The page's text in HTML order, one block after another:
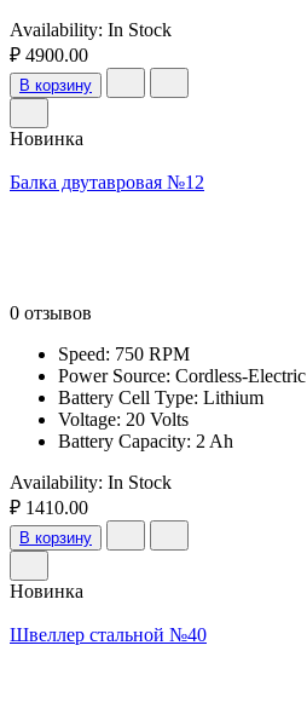
Availability: In Stock
₽ 4900.00
В корзину
Новинка
Балка двутавровая №12
0 отзывов
Speed: 750 RPM
Power Source: Cordless-Electric
Battery Cell Type: Lithium
Voltage: 20 Volts
Battery Capacity: 2 Ah
Availability: In Stock
₽ 1410.00
В корзину
Новинка
Швеллер стальной №40